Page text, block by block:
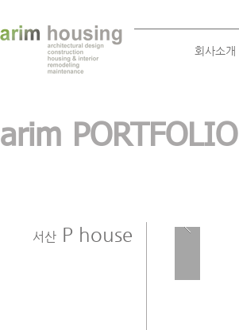
회사소개
arim PORTFOLIO
서산 P house